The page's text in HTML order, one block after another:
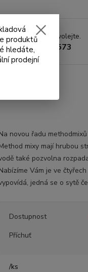
Nevíte si rady? Zavolejte.
+420 732 707 573
novou řadu
mixy mají hrubou
také pozvolna
Vám je ve
jedná se o sytě
Dostupnost
Příchuť
/ks
produktů
hledáte,
prodejní